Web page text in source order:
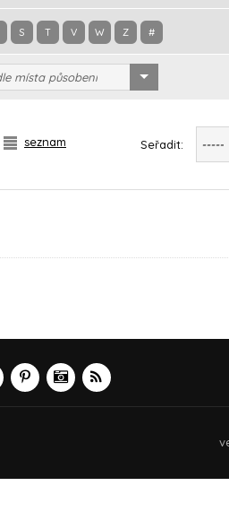
S T V W Z #
místa působení
seznam Seřadit: -----